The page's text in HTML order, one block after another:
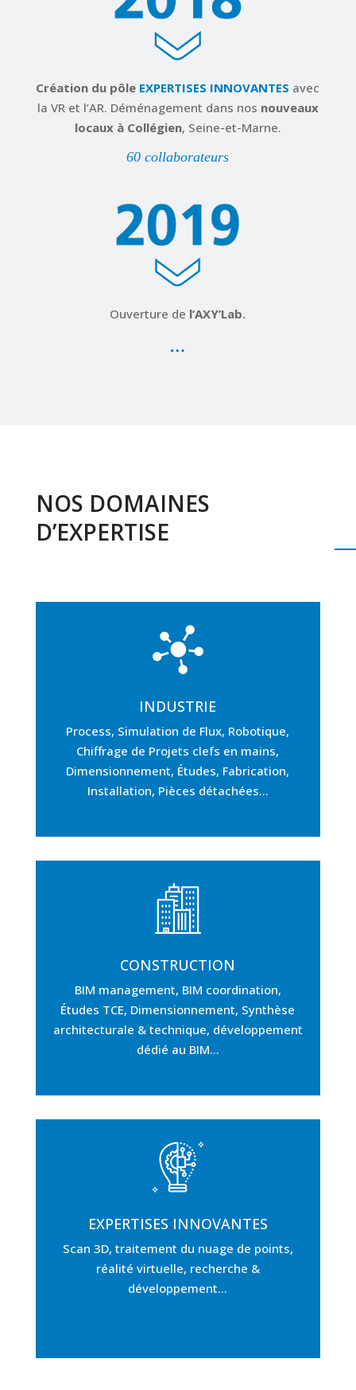
Création du pôle EXPERTISES INNOVANTES avec
la VR et l’AR. Déménagement dans nos nouveaux
locaux à Collégien, Seine-et-Marne.
60 collaborateurs
Ouverture de l’AXY’Lab.
…
NOS DOMAINES
D’EXPERTISE
INDUSTRIE
Process, Simulation de Flux, Robotique,
Chiffrage de Projets clefs en mains,
Dimensionnement, Études, Fabrication,
Installation, Pièces détachées…
CONSTRUCTION
BIM management, BIM coordination,
Études TCE, Dimensionnement, Synthèse
architecturale & technique, développement
dédié au BIM…
EXPERTISES INNOVANTES
Scan 3D, traitement du nuage de points,
réalité virtuelle, recherche &
développement…